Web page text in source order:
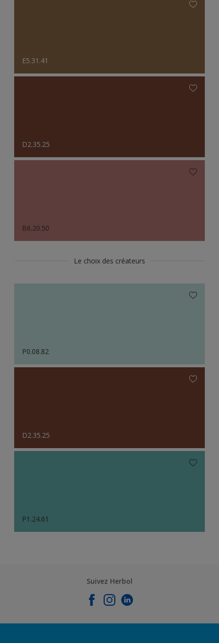
E5.31.41
D2.35.25
B6.20.50
Le choix des créateurs
P0.08.82
D2.35.25
P1.24.61
Suivez Herbol